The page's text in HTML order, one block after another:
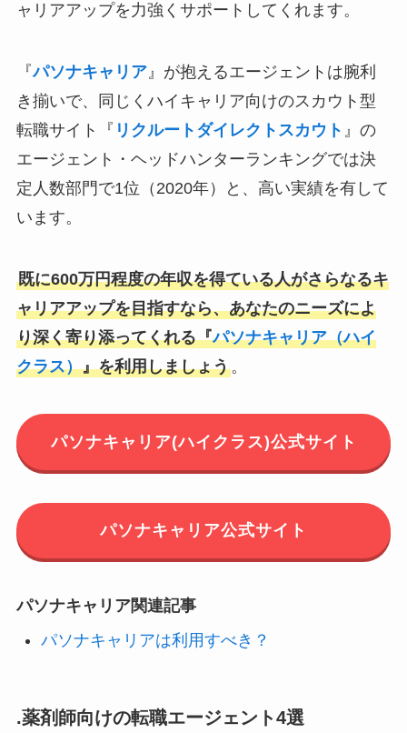
ャリアアップを力強くサポートしてくれます。
『パソナキャリア』が抱えるエージェントは腕利
き揃いで、同じくハイキャリア向けのスカウト型
転職サイト『 リクルートダイレクトスカウト 』の
エージェント・ヘッドハンターランキングでは決
定人数部門で1位（2020年）と、高い実績を有して
います。
既に600万円程度の年収を得ている人がさらなるキ
ャリアアップを目指すなら、あなたのニーズによ
り深く寄り添ってくれる『パソナキャリア（ハイ
クラス）』を利用しましょう。
パソナキャリア(ハイクラス)公式サイト
パソナキャリア公式サイト
パソナキャリア関連記事
パソナキャリアは利用すべき？
.薬剤師向けの転職エージェント4選